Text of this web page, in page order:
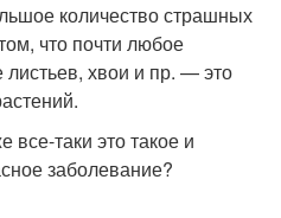
количество страшных
что почти любое
хвои и пр. — это
все-таки это такое и
заболевание?